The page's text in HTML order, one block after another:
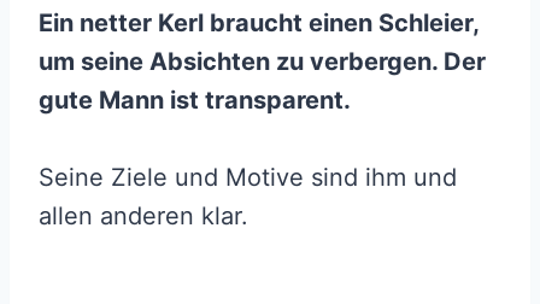
Ein netter Kerl braucht einen Schleier,
um seine Absichten zu verbergen. Der
gute Mann ist transparent.
Seine Ziele und Motive sind ihm und
allen anderen klar.